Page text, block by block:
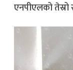
एनपीएलको